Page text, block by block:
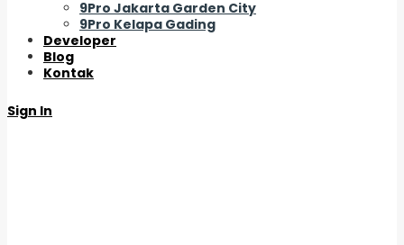
9Pro Jakarta Garden City
9Pro Kelapa Gading
Developer
Blog
Kontak
Sign In